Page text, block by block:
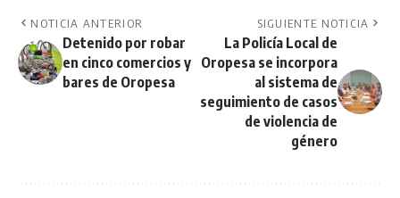
NOTICIA ANTERIOR
Detenido por robar
en cinco comercios y
bares de Oropesa
SIGUIENTE NOTICIA
La Policía Local de
Oropesa se incorpora
al sistema de
seguimiento de casos
de violencia de
género